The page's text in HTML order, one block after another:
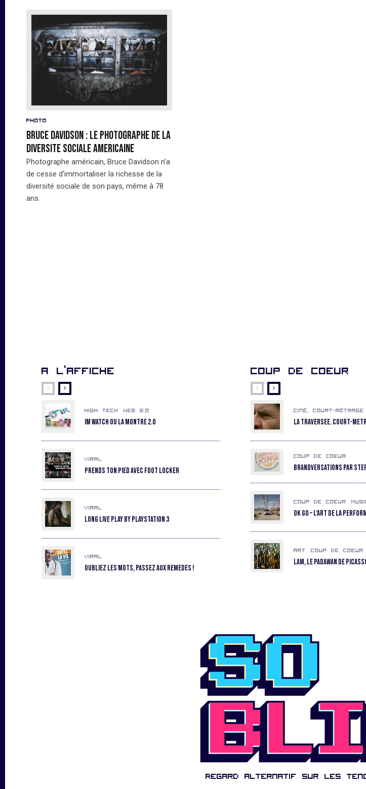
Photo
BRUCE DAVIDSON : LE PHOTOGRAPHE DE LA
DIVERSITE SOCIALE AMERICAINE
Photographe américain, Bruce Davidson n'a
de cesse d'immortaliser la richesse de la
diversité sociale de son pays, même à 78
ans.
A l’affiche
High Tech Web 2.0
Im Watch ou la montre 2.0
Viral
Prends ton pied avec Foot Locker
Viral
Long Live Play by Playstation 3
Viral
Oubliez les mots, passez aux remedes !
Coup de coeur
Ciné, court-métrage
La Traversee. COURT-
Coup de coeur
Brandversations par
Coup de coeur
OK GO – L’art de la
Art Coup de coeur
LAM, le padawan de
Regard alternatif sur les